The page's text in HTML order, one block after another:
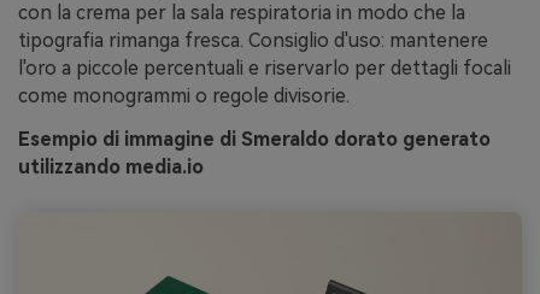
con la crema per la sala respiratoria in modo che la
tipografia rimanga fresca. Consiglio d'uso: mantenere
l'oro a piccole percentuali e riservarlo per dettagli focali
come monogrammi o regole divisorie.
Esempio di immagine di Smeraldo dorato generato
utilizzando media.io